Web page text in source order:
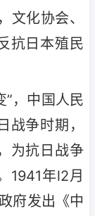
文化协会、
抗日本殖民
”，中国人民
争时期，
为抗日战争
1941年l2月
府发出《中